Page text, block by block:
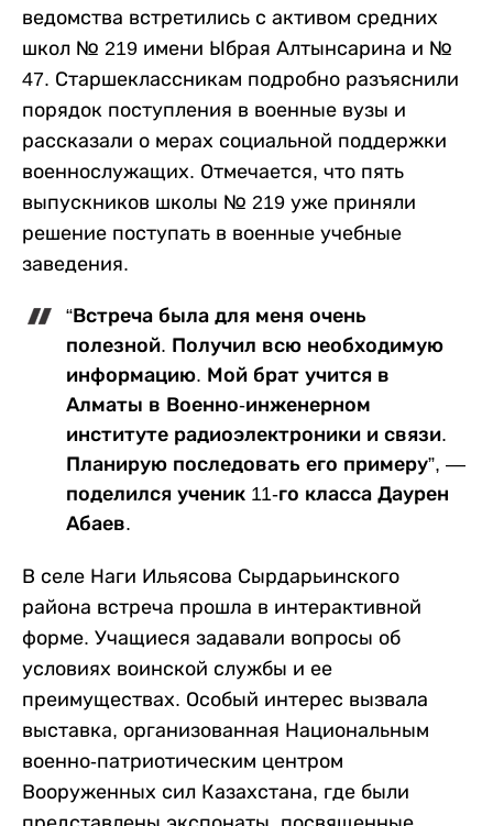
ведомства встретились с активом средних
школ № 219 имени Ыбрая Алтынсарина и №
47. Старшеклассникам подробно разъяснили
порядок поступления в военные вузы и
рассказали о мерах социальной поддержки
военнослужащих. Отмечается, что пять
выпускников школы № 219 уже приняли
решение поступать в военные учебные
заведения.
“Встреча была для меня очень
полезной. Получил всю необходимую
информацию. Мой брат учится в
Алматы в Военно-инженерном
институте радиоэлектроники и связи.
Планирую последовать его примеру”, —
поделился ученик 11-го класса Даурен
Абаев.
В селе Наги Ильясова Сырдарьинского
района встреча прошла в интерактивной
форме. Учащиеся задавали вопросы об
условиях воинской службы и ее
преимуществах. Особый интерес вызвала
выставка, организованная Национальным
военно-патриотическим центром
Вооруженных сил Казахстана, где были